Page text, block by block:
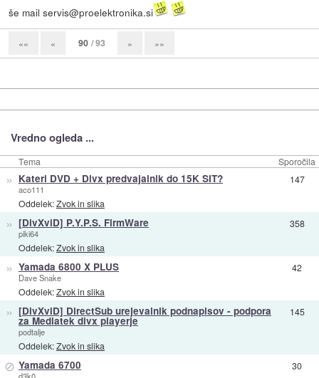
še mail servis@proelektronika.si
«« « 90 / 93 » »»
Vredno ogleda ...
Tema Sporočila
» Kateri DVD + Divx predvajalnik do 15K SIT?
aco111
Oddelek:Zvok in slika
147
» [DivXviD] P.Y.P.S. FirmWare
piki64
Oddelek:Zvok in slika
358
» Yamada 6800 X PLUS
Dave Snake
Oddelek:Zvok in slika
42
» [DivXviD] DirectSub urejevalnik podnapisov - podpora
za Mediatek divx playerje
podtalje
Oddelek:Zvok in slika
145
⊘ Yamada 6700 30